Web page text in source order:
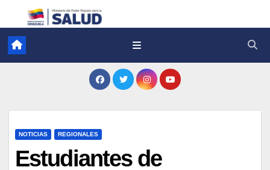
NOTICIAS REGIONALES
Estudiantes de